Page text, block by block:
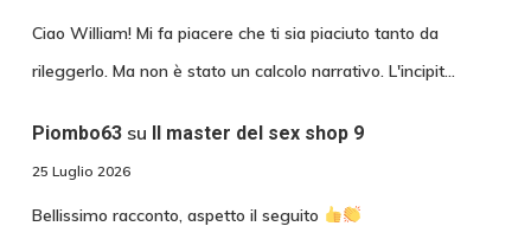
Ciao William! Mi fa piacere che ti sia piaciuto tanto da
rileggerlo. Ma non è stato un calcolo narrativo. L'incipit…
Piombo63su Il master del sex shop 9
25 Luglio 2026
Bellissimo racconto, aspetto il seguito